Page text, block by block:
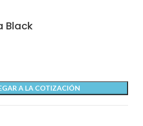
Black
A LA COTIZACIÓN